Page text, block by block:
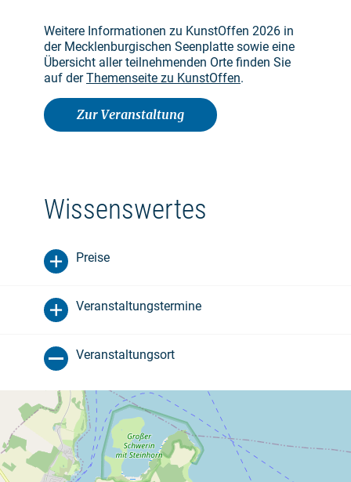
Weitere Informationen zu KunstOffen 2026 in
der Mecklenburgischen Seenplatte sowie eine
Übersicht aller teilnehmenden Orte finden Sie
auf derThemenseite zu KunstOffen.
Zur Veranstaltung
Wissenswertes
Preise
Veranstaltungstermine
Veranstaltungsort